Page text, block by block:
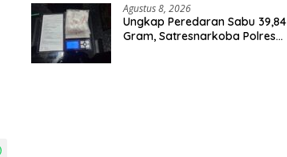
Agustus 8, 2026
Ungkap Peredaran Sabu 39,84
Gram, Satresnarkoba Polres